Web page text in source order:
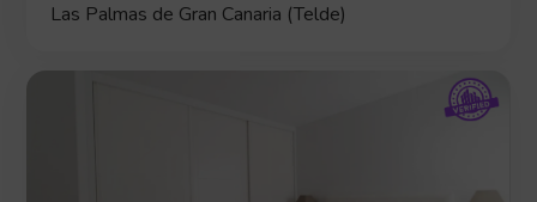
Las Palmas de Gran Canaria (Telde)